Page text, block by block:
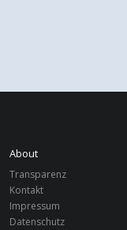
About
Transparenz
Kontakt
Impressum
Datenschutz